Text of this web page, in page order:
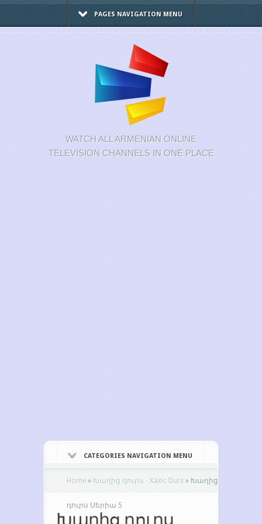
PAGES NAVIGATION MENU
WATCH ALL ARMENIAN ONLINE
TELEVISION CHANNELS IN ONE PLACE
CATEGORIES NAVIGATION MENU
Home » Խաղից դուրս - Xaxic Durs » Խաղից
դուրս Սերիա 5
Խաղից դուրս